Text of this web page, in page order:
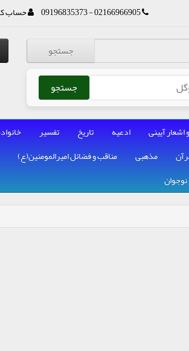
02166966905 - 09196835373 حساب
جستجو
جستجو
اشعار آیینی ادعیه تاریخ تفسیر
مذهبی مناقب و فضائل امیرالمومنین(ع)